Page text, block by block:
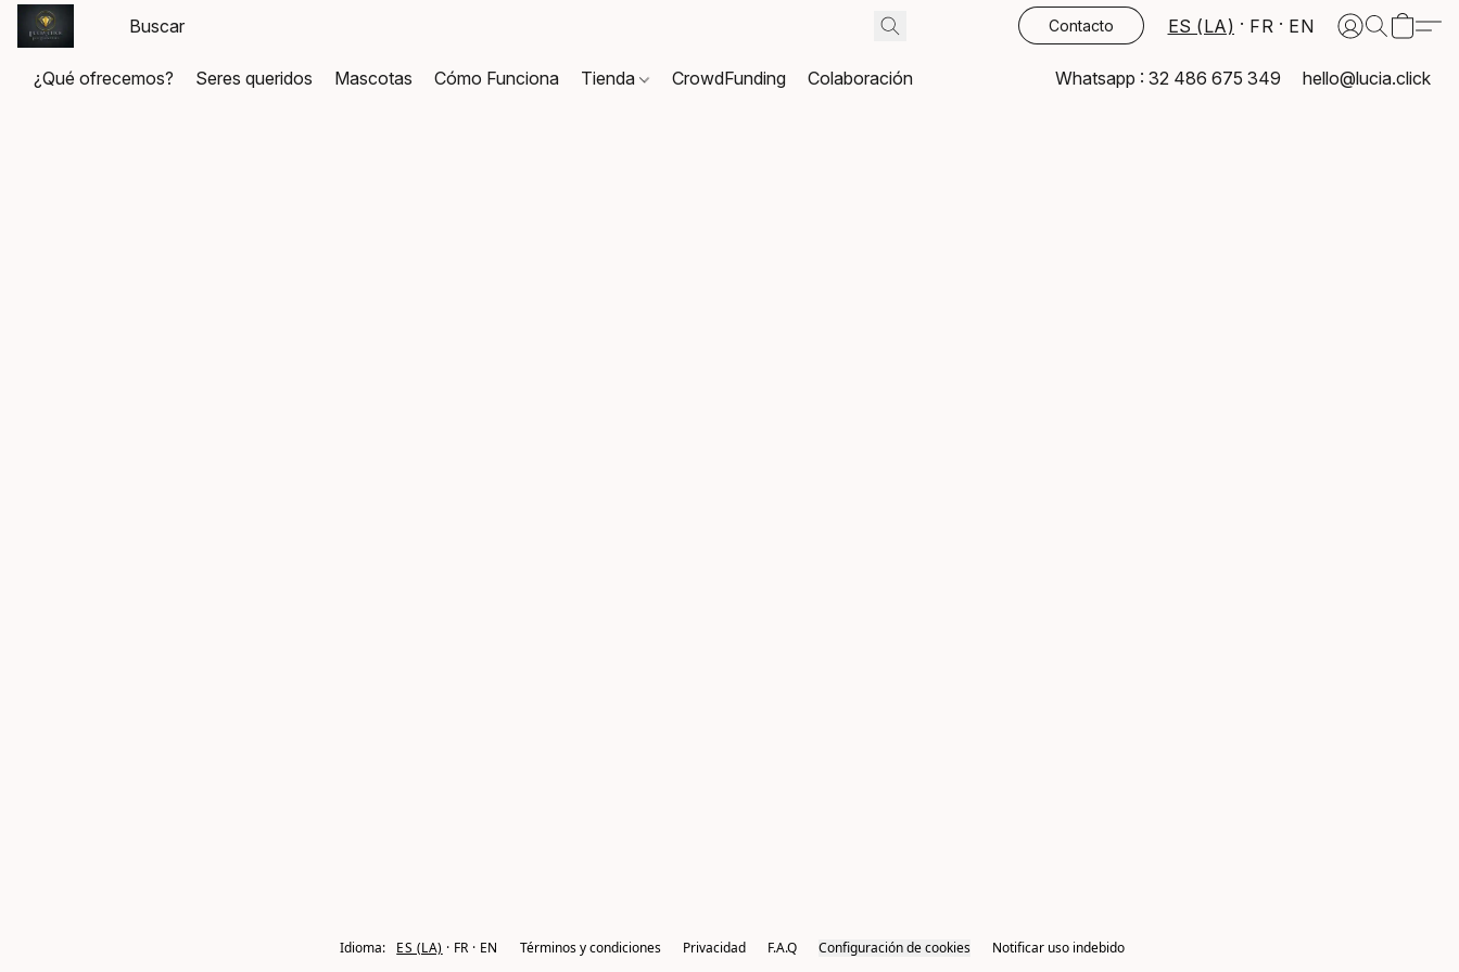
Contacto ES (LA) FR EN
¿Qué ofrecemos? Seres queridos Mascotas Cómo Funciona Tienda CrowdFunding Colaboración Whatsapp : 32 486 675 349 hello@lucia.click
Idioma: ES (LA) FR EN Términos y condiciones Privacidad F.A.Q Configuración de cookies Notificar uso indebido